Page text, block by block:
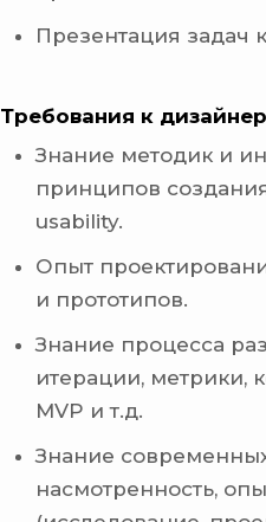
Презентация задач
Требования к
Знание методик и
принципов
usability.
Опыт
и прототипов.
Знание процесса
итерации, метрики,
MVP и т.д.
Знание
насмотренность,